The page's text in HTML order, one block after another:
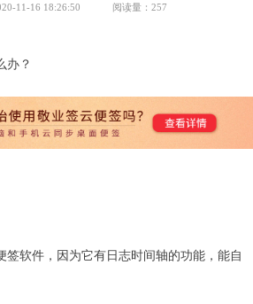
11-16 18:26:50 阅读量： 257
办？
签软件，因为它有日志时间轴的功能，能自